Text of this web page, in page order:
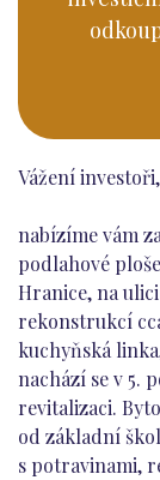
Vážení investoři,
nabízíme vám
podlahové
Hranice, na
rekonstrukcí
kuchyňská
nachází se v 5.
revitalizaci.
od základní
s potravinami,